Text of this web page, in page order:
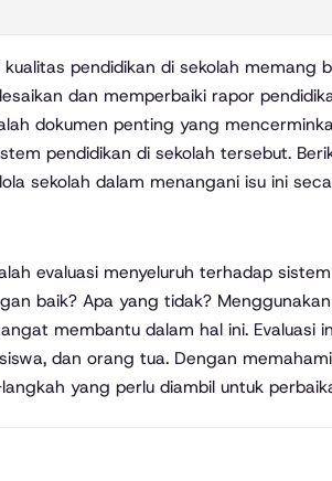
pendidikan di sekolah memang
dan memperbaiki rapor
dokumen penting yang
pendidikan di sekolah tersebut.
sekolah dalam menangani isu ini
evaluasi menyeluruh terhadap
baik? Apa yang tidak?
membantu dalam hal ini. Evaluasi
dan orang tua. Dengan
yang perlu diambil untuk